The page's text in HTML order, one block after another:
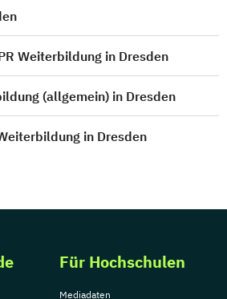
Weiterbildung in Dresden
(allgemein) in Dresden
in Dresden
Für Hochschulen
Mediadaten